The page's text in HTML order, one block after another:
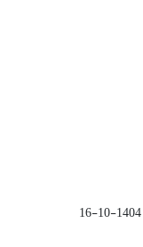
1404-10-16